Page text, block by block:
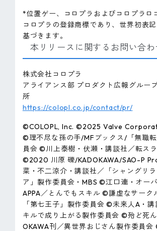
*位置ゲー、コロプラおよびコロプラロ
コロプラの登録商標であり、世界初表
基づきます。
本リリースに関するお問い合わ
株式会社コロプラ
アライアンス部 プロダクト広報グル
所
https://colopl.co.jp/contact/pr/
©COLOPL, Inc. ©2025 Valve
©理不尽な孫の手/MFブックス/「無職
員会 ©川上泰樹・伏瀬・講談社／転ス
©2020 川原 礫/KADOKAWA/SAO-P
菜・不⼆涼介・講談社／「シャングリ
ア」製作委員会・MBS ©江口連・オー
APPA／とんでもスキル ©謙虚なサーク
「第七王子」製作委員会 ©未来人A・講
キルで成り上がる製作委員会 ©殆ど死
OKAWA刊／異世界おじさん製作委員会